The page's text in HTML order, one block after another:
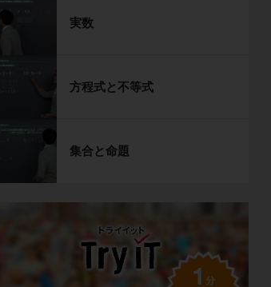
実数
方程式と不等式
集合と命題